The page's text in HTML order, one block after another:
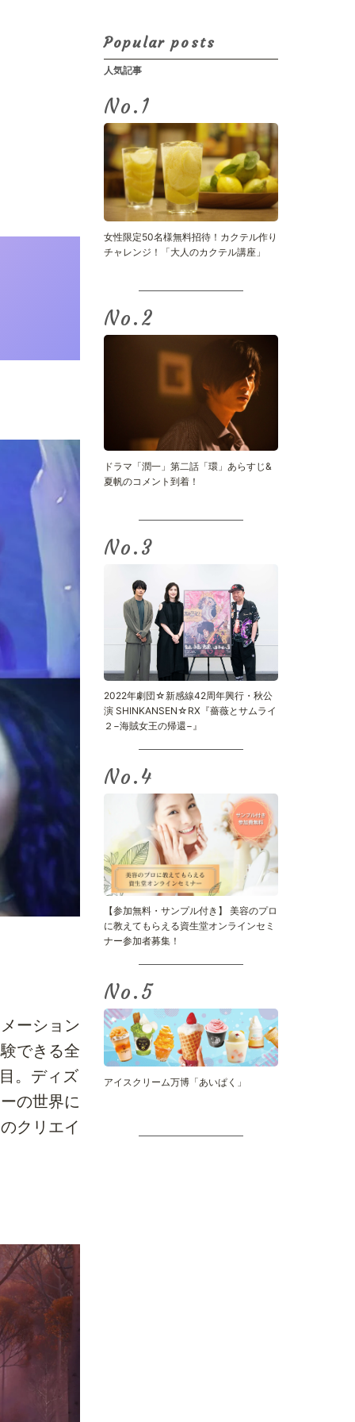
ーション
できる全
。ディズ
の世界に
クリエイ
Popular posts
人気記事
No.
女性限定50名様無料招待！カクテル作り
チャレンジ！「大人のカクテル講座」
No.
ドラマ「潤一」第二話「環」あらすじ&
夏帆のコメント到着！
No.
2022年劇団☆新感線42周年興行・秋公
演 SHINKANSEN☆RX『薔薇とサムライ
２−海賊女王の帰還−』
No.
【参加無料・サンプル付き】 美容のプロ
に教えてもらえる資生堂オンラインセミ
ナー参加者募集！
No.
アイスクリーム万博「あいぱく」